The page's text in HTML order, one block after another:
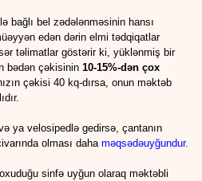
bağlı bel zədələnməsinin hansı
edən dərin elmi tədqiqatlar
təlimatlar göstərir ki, yüklənmiş bir
bədən çəkisinin10-15%-dən çox
çəkisi 40 kq-dırsa, onun məktəb
ya velosipedlə gedirsə, çantanın
olması daha məqsədəuyğundur.
sinfə uyğun olaraq məktəbli